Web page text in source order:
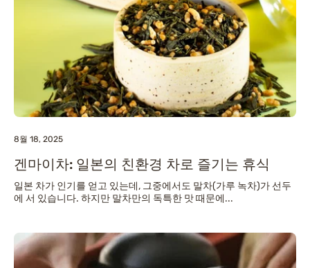
8월 18, 2025
겐마이차: 일본의 친환경 차로 즐기는 휴식
일본 차가 인기를 얻고 있는데, 그중에서도 말차(가루 녹차)가 선두
에 서 있습니다. 하지만 말차만의 독특한 맛 때문에...